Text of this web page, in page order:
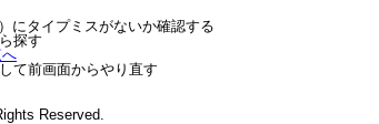
にタイプミスがないか確認する
探す
て前画面からやり直す
Reserved.